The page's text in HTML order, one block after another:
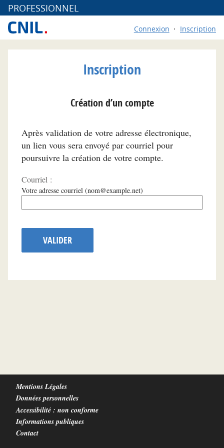
PROFESSIONNEL
Connexion Inscription
Inscription
Création d’un compte
Après validation de votre adresse électronique,
un lien vous sera envoyé par courriel pour
poursuivre la création de votre compte.
Courriel :
*
Votre adresse courriel (nom@example.net)
VALIDER
Mentions Légales
Données personnelles
Accessibilité : non conforme
Informations publiques
Contact